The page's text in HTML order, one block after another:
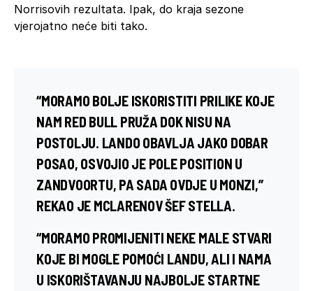
Norrisovih rezultata. Ipak, do kraja sezone
vjerojatno neće biti tako.
“MORAMO BOLJE ISKORISTITI PRILIKE KOJE
NAM RED BULL PRUŽA DOK NISU NA
POSTOLJU. LANDO OBAVLJA JAKO DOBAR
POSAO, OSVOJIO JE POLE POSITION U
ZANDVOORTU, PA SADA OVDJE U MONZI,”
REKAO JE MCLARENOV ŠEF STELLA.
“MORAMO PROMIJENITI NEKE MALE STVARI
KOJE BI MOGLE POMOĆI LANDU, ALI I NAMA
U ISKORIŠTAVANJU NAJBOLJE STARTNE